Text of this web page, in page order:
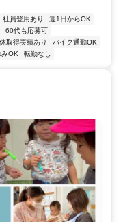
社員登用あり
週1日からOK
60代も応募可
取得実績あり
バイク通勤OK
OK 転勤なし